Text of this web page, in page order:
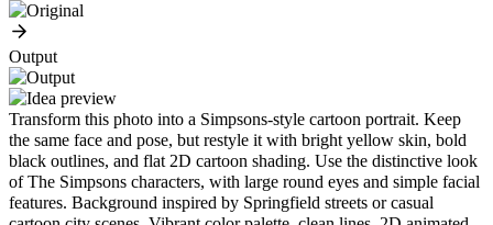
Output
Transform this photo into a Simpsons-style cartoon portrait. Keep
the same face and pose, but restyle it with bright yellow skin, bold
black outlines, and flat 2D cartoon shading. Use the distinctive look
of The Simpsons characters, with large round eyes and simple facial
features. Background inspired by Springfield streets or casual